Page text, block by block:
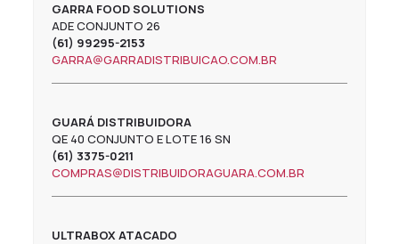
GARRA FOOD SOLUTIONS
ADE CONJUNTO 26
(61) 99295-2153
GARRA@GARRADISTRIBUICAO.COM.BR
GUARÁ DISTRIBUIDORA
QE 40 CONJUNTO E LOTE 16 SN
(61) 3375-0211
COMPRAS@DISTRIBUIDORAGUARA.COM.BR
ULTRABOX ATACADO